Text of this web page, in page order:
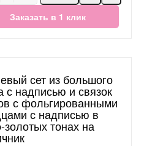
Заказать в 1 клик
сет из большого
с надписью и связок
с фольгированными
с надписью в
золотых тонах на